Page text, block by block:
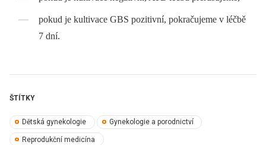
pokud je kultivace GBS pozitivní, pokračujeme v léčbě
7 dní.
ŠTÍTKY
Dětská gynekologie Gynekologie a porodnictví
Reprodukční medicína